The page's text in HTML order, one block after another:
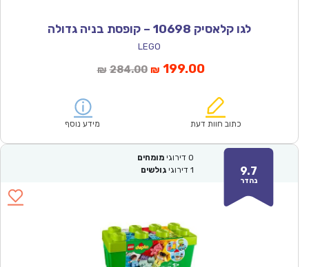
לגו קלאסיק 10698 – קופסת בניה גדולה
LEGO
₪ 284.00המחיר
₪284.00.
₪ 199.00המחיר
הוא:
כתוב חוות דעת מידע נוסף
9.7
נהדר
0 דירוגי מומחים
1 דירוגי גולשים